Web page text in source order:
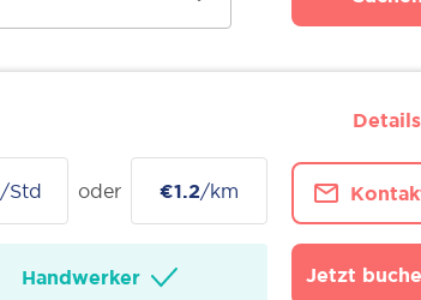
/Std oder €1.2/km
Handwerker Jetzt
Details